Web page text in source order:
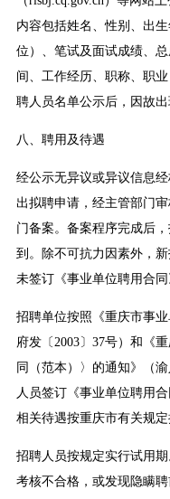
内容包括姓名、性别、出
位）、笔试及面试成绩、
间、工作经历、职称、职
聘人员名单公示后，因故出
八、聘用及待遇
经公示无异议或异议信息
出拟聘申请，经主管部门
门备案。备案程序完成后
到。除不可抗力因素外，
未签订《事业单位聘用合同
招聘单位按照《重庆市事
府发〔2003〕37号）和《
同（范本）〉的通知》（
人员签订《事业单位聘用
相关待遇按重庆市有关规定
招聘人员按规定实行试用
考核不合格，或发现隐瞒